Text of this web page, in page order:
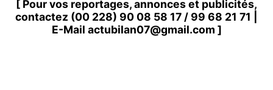
[ Pour vos reportages, annonces et publicités,
contactez (00 228) 90 08 58 17 / 99 68 21 71
E-Mail actubilan07@gmail.com ]